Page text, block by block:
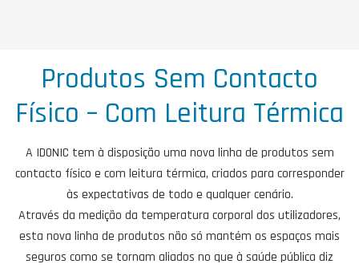
Produtos Sem Contacto
Físico – Com Leitura Térmica
A IDONIC tem à disposição uma nova linha de produtos sem
contacto físico e com leitura térmica, criados para corresponder
às expectativas de todo e qualquer cenário.
Através da medição da temperatura corporal dos utilizadores,
esta nova linha de produtos não só mantém os espaços mais
seguros como se tornam aliados no que à saúde pública diz